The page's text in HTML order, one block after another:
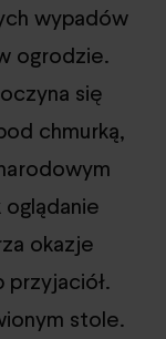
wypadów
ogrodzie.
się
chmurką,
okazje
stole.